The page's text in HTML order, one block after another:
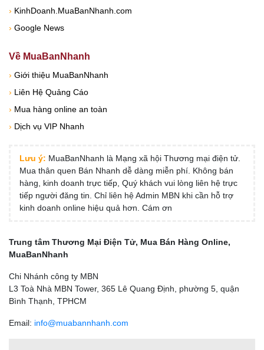
› KinhDoanh.MuaBanNhanh.com
› Google News
Về MuaBanNhanh
› Giới thiệu MuaBanNhanh
› Liên Hệ Quảng Cáo
› Mua hàng online an toàn
› Dịch vụ VIP Nhanh
Lưu ý: MuaBanNhanh là Mạng xã hội Thương mại điện tử.
Mua thân quen Bán Nhanh dễ dàng miễn phí. Không bán
hàng, kinh doanh trực tiếp, Quý khách vui lòng liên hệ trực
tiếp người đăng tin. Chỉ liên hệ Admin MBN khi cần hỗ trợ
kinh doanh online hiệu quả hơn. Cám ơn
Trung tâm Thương Mại Điện Tử, Mua Bán Hàng Online,
MuaBanNhanh
Chi Nhánh công ty MBN
L3 Toà Nhà MBN Tower, 365 Lê Quang Định, phường 5, quận
Bình Thạnh, TPHCM
Email: info@muabannhanh.com